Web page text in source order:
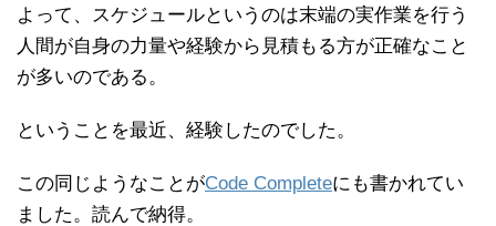
よって、スケジュールというのは末端の実作業を行う
人間が自身の力量や経験から見積もる方が正確なこと
が多いのである。
ということを最近、経験したのでした。
この同じようなことがCode Completeにも書かれてい
ました。読んで納得。